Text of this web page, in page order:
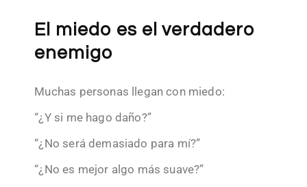
El miedo es el verdadero
enemigo
Muchas personas llegan con miedo:
“¿Y si me hago daño?”
“¿No será demasiado para mí?”
“¿No es mejor algo más suave?”